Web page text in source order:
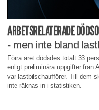
ARBETSRELATERADE
- men inte bland
Förra året dödades totalt 33
enligt preliminära uppgifter från
var lastbilschaufförer. Till dem
inte räknas in i statistiken.